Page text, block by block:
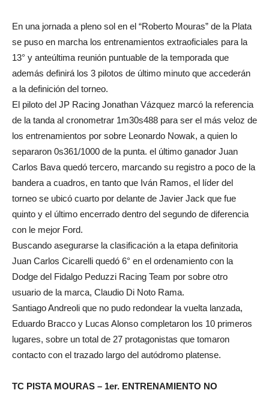
En una jornada a pleno sol en el “Roberto Mouras” de la Plata
se puso en marcha los entrenamientos extraoficiales para la
13° y anteúltima reunión puntuable de la temporada que
además definirá los 3 pilotos de último minuto que accederán
a la definición del torneo.
El piloto del JP Racing Jonathan Vázquez marcó la referencia
de la tanda al cronometrar 1m30s488 para ser el más veloz de
los entrenamientos por sobre Leonardo Nowak, a quien lo
separaron 0s361/1000 de la punta. el último ganador Juan
Carlos Bava quedó tercero, marcando su registro a poco de la
bandera a cuadros, en tanto que Iván Ramos, el líder del
torneo se ubicó cuarto por delante de Javier Jack que fue
quinto y el último encerrado dentro del segundo de diferencia
con le mejor Ford.
Buscando asegurarse la clasificación a la etapa definitoria
Juan Carlos Cicarelli quedó 6° en el ordenamiento con la
Dodge del Fidalgo Peduzzi Racing Team por sobre otro
usuario de la marca, Claudio Di Noto Rama.
Santiago Andreoli que no pudo redondear la vuelta lanzada,
Eduardo Bracco y Lucas Alonso completaron los 10 primeros
lugares, sobre un total de 27 protagonistas que tomaron
contacto con el trazado largo del autódromo platense.
TC PISTA MOURAS – 1er. ENTRENAMIENTO NO